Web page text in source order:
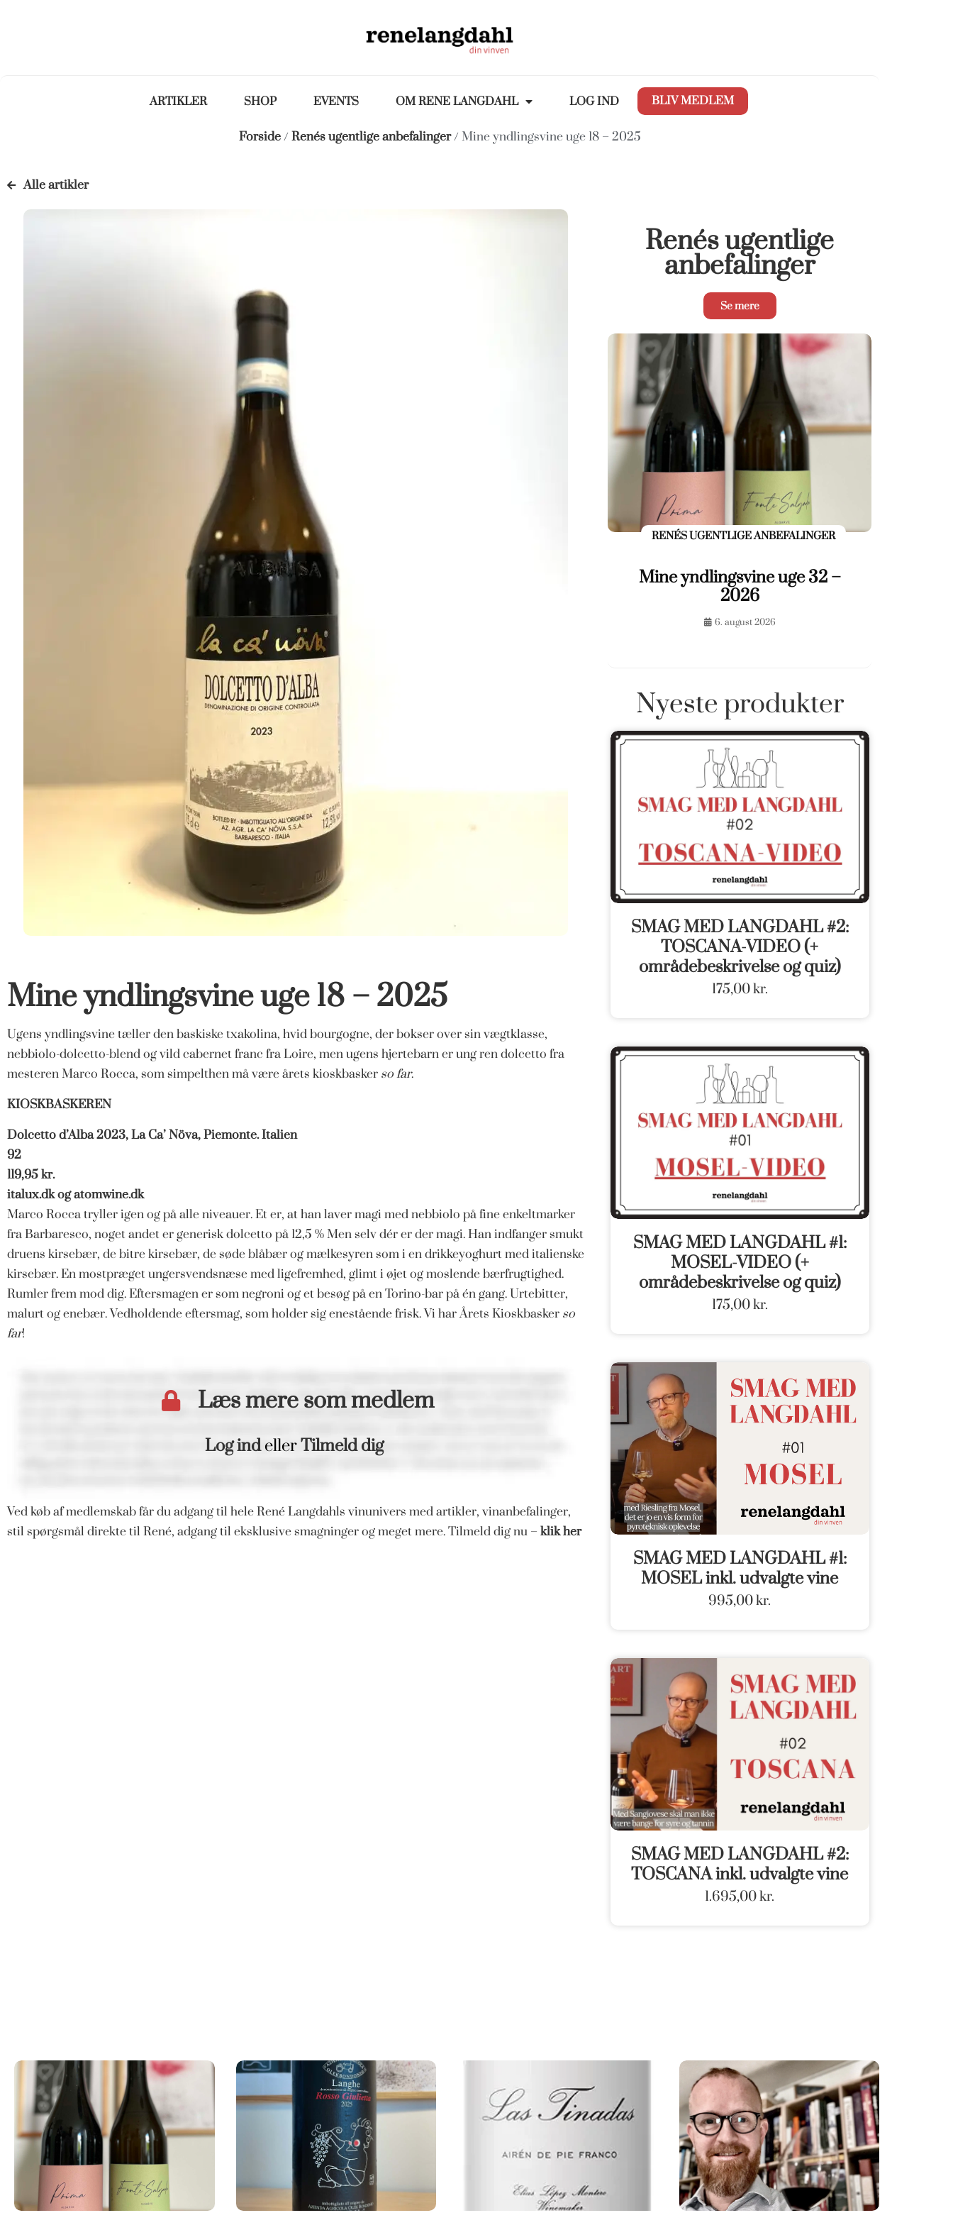
ARTIKLER SHOP EVENTS OM RENE LANGDAHL LOG IND BLIV MEDLEM
Forside/ Renés ugentlige anbefalinger/ Mine yndlingsvine uge 18 – 2025
Alle artikler
Mine yndlingsvine uge 18 – 2025
Ugens yndlingsvine tæller den baskiske txakolina, hvid bourgogne, der bokser over sin vægtklasse,
nebbiolo-dolcetto-blend og vild cabernet franc fra Loire, men ugens hjertebarn er ung ren dolcetto fra
mesteren Marco Rocca, som simpelthen må være årets kioskbasker so far.
KIOSKBASKEREN
Dolcetto d’Alba 2023, La Ca’ Növa, Piemonte. Italien
92
119,95 kr.
italux.dkogatomwine.dk
Marco Rocca tryller igen og på alle niveauer. Et er, at han laver magi med nebbiolo på fine enkeltmarker
fra Barbaresco, noget andet er generisk dolcetto på 12,5 % Men selv dér er der magi. Han indfanger smukt
druens kirsebær, de bitre kirsebær, de søde blåbær og mælkesyren som i en drikkeyoghurt med italienske
kirsebær. En mostpræget ungersvendsnæse med ligefremhed, glimt i øjet og moslende bærfrugtighed.
Rumler frem mod dig. Eftersmagen er som negroni og et besøg på en Torino-bar på én gang. Urtebitter,
malurt og enebær. Vedholdende eftersmag, som holder sig enestående frisk. Vi har Årets Kioskbasker so
far!
Læs mere som medlem
Log indellerTilmeld dig
Ved køb af medlemskab får du adgang til hele René Langdahls vinunivers med artikler, vinanbefalinger,
stil spørgsmål direkte til René, adgang til eksklusive smagninger og meget mere. Tilmeld dig nu – klik her
Renés ugentlige
anbefalinger
Se mere
RENÉS UGENTLIGE ANBEFALINGER
Mine yndlingsvine uge 32 –
2026
6. august 2026
Nyeste produkter
SMAG MED LANGDAHL #2:
TOSCANA-VIDEO (+
områdebeskrivelse og quiz)
175,00kr.
SMAG MED LANGDAHL #1:
MOSEL-VIDEO (+
områdebeskrivelse og quiz)
175,00kr.
SMAG MED LANGDAHL #1:
MOSEL inkl. udvalgte vine
995,00kr.
SMAG MED LANGDAHL #2:
TOSCANA inkl. udvalgte vine
1.695,00kr.